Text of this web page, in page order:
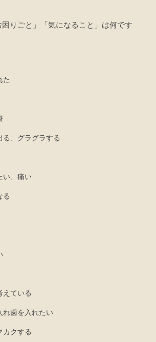
りごと」「気になること」は何です
た
る、グラグラする
い、痛い
る
えている
れ歯を入れたい
カクする